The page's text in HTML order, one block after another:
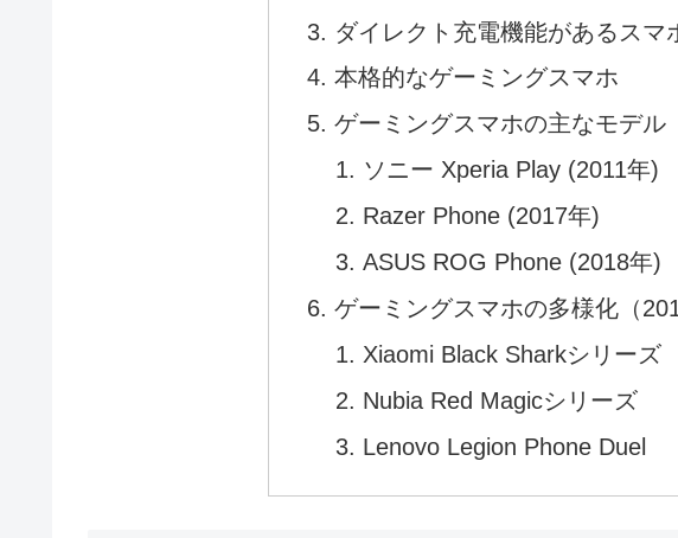
ダイレクト充電機能があるスマ
本格的なゲーミングスマホ
ゲーミングスマホの主なモデル
ソニー Xperia Play (2011年)
Razer Phone (2017年)
ASUS ROG Phone (2018年)
ゲーミングスマホの多様化（
Xiaomi Black Sharkシリーズ
Nubia Red Magicシリーズ
Lenovo Legion Phone Duel